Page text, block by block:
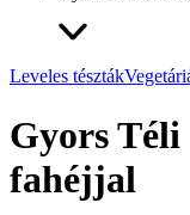
Leveles tészták
Gyors Téli
fahéjjal